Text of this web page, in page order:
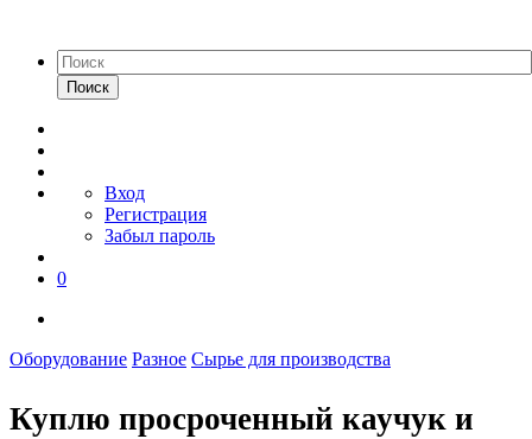
Поиск
Вход
Регистрация
Забыл пароль
0
Оборудование Разное Сырье для производства
Куплю просроченный каучук и